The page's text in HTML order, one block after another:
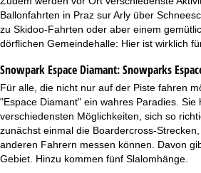
Ballonfahrten in Praz sur Arly über
zu Skidoo-Fahrten oder aber einem
dörflichen Gemeindehalle: Hier ist wirklich
Snowpark Espace Diamant:Snowparks
Für alle, die nicht nur auf der Piste fahren
"Espace Diamant" ein wahres Paradies. Sie
verschiedensten Möglichkeiten, sich so
zunächst einmal die Boardercross-
anderen Fahrern messen können. Davon
Gebiet. Hinzu kommen fünf Slalomhänge.